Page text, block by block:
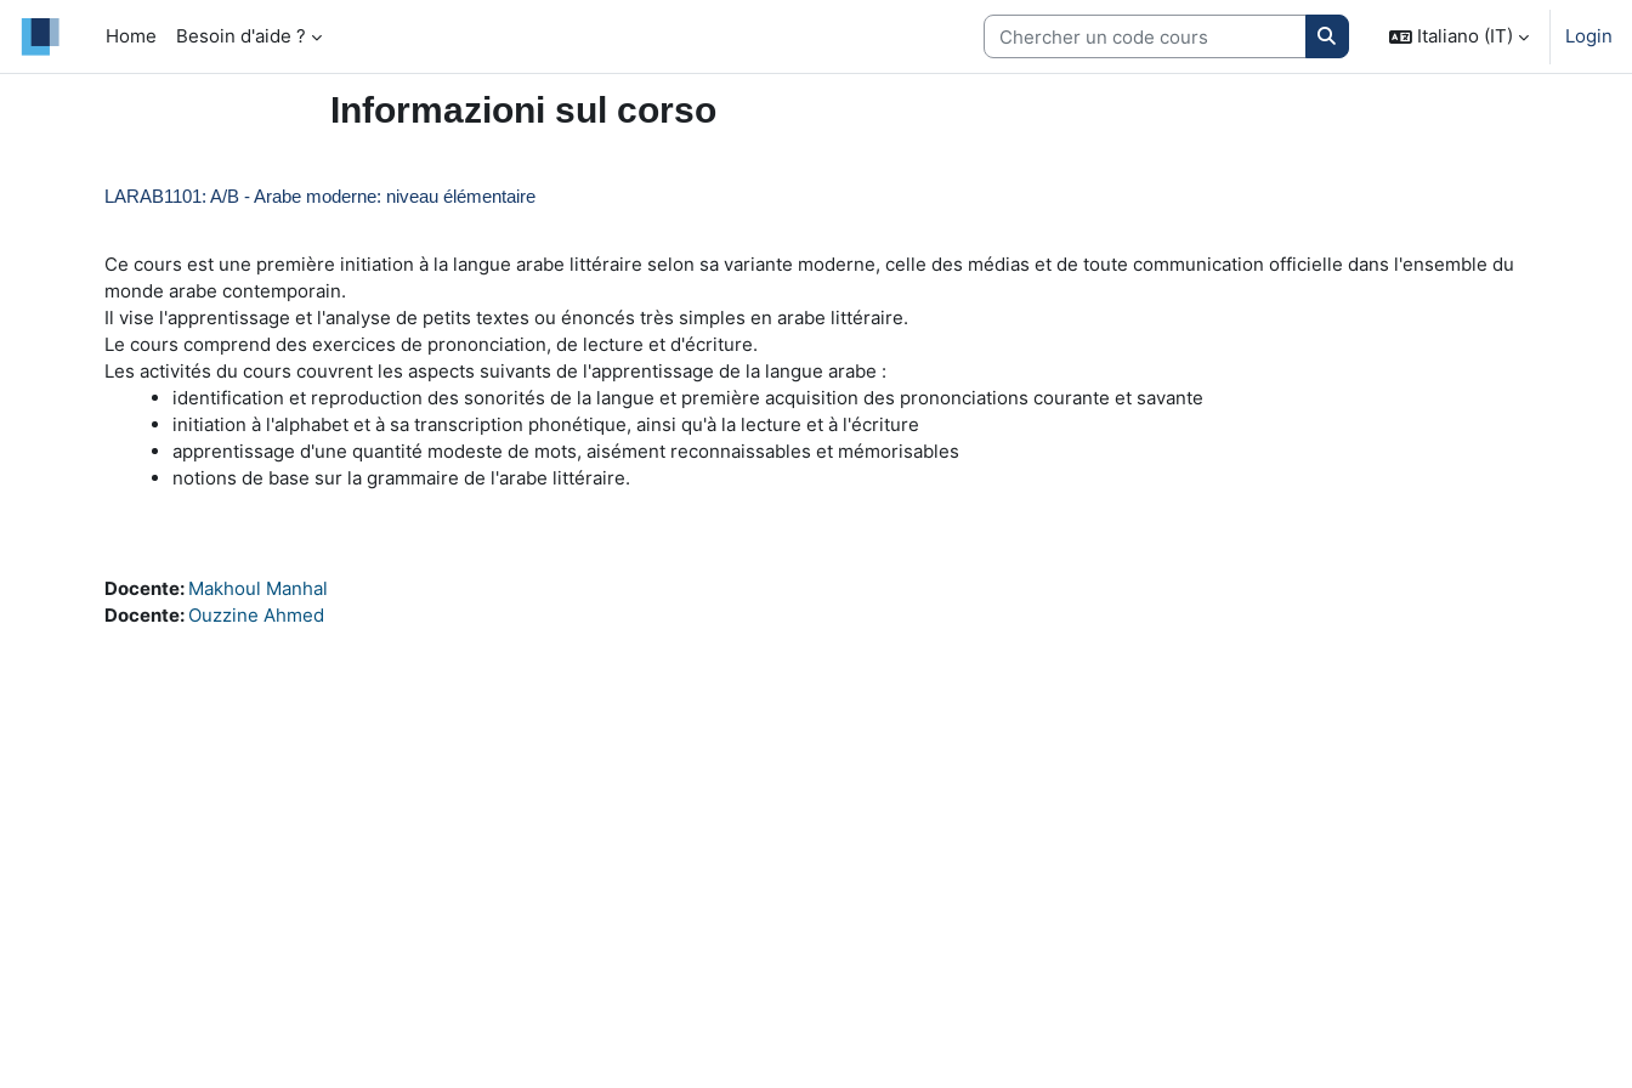
Home
Besoin d'aide ? Search courses
Italiano (IT) Login
Informazioni sul corso
LARAB1101: A/B - Arabe moderne: niveau élémentaire
Ce cours est une première initiation à la langue arabe littéraire selon sa variante moderne, celle des médias et de toute communication officielle dans l'ensemble du
monde arabe contemporain.
Il vise l'apprentissage et l'analyse de petits textes ou énoncés très simples en arabe littéraire.
Le cours comprend des exercices de prononciation, de lecture et d'écriture.
Les activités du cours couvrent les aspects suivants de l'apprentissage de la langue arabe :
identification et reproduction des sonorités de la langue et première acquisition des prononciations courante et savante
initiation à l'alphabet et à sa transcription phonétique, ainsi qu'à la lecture et à l'écriture
apprentissage d'une quantité modeste de mots, aisément reconnaissables et mémorisables
notions de base sur la grammaire de l'arabe littéraire.
Docente: Makhoul Manhal
Docente: Ouzzine Ahmed